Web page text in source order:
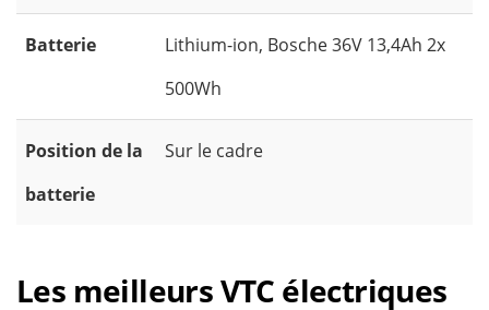
Batterie
Lithium-ion, Bosche 36V 13,4Ah 2x
500Wh
Position de la
batterie
Sur le cadre
Les meilleurs VTC électriques